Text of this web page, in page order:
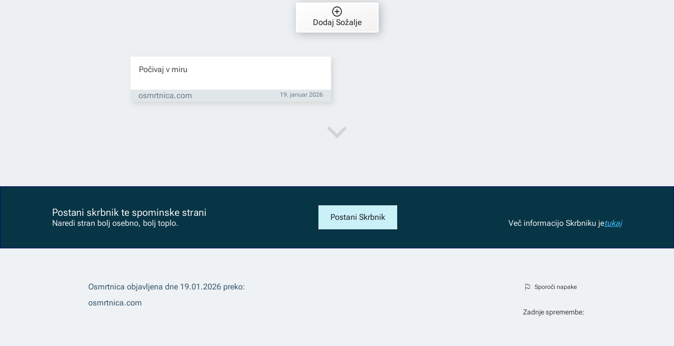
Dodaj Sožalje
Počivaj v miru
osmrtnica.com 19. januar 2026
Postani skrbnik te spominske strani
Naredi stran bolj osebno, bolj toplo.
Postani Skrbnik
Več informacijo Skrbniku jetukaj
Osmrtnica objavljena dne 19.01.2026 preko:
osmrtnica.com
Sporoči napake
Zadnje spremembe: